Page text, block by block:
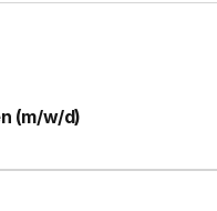
(m/w/d)